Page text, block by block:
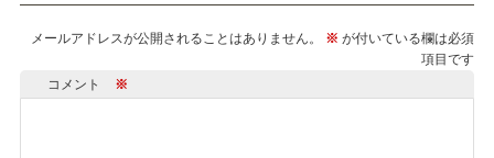
メールアドレスが公開されることはありません。 ※ が付いている欄は必須
項目です
コメント ※